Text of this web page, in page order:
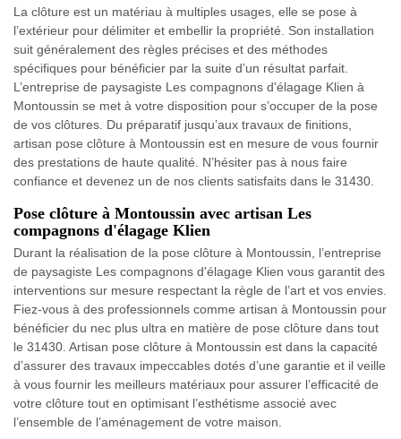
La clôture est un matériau à multiples usages, elle se pose à
l’extérieur pour délimiter et embellir la propriété. Son installation
suit généralement des règles précises et des méthodes
spécifiques pour bénéficier par la suite d’un résultat parfait.
L’entreprise de paysagiste Les compagnons d'élagage Klien à
Montoussin se met à votre disposition pour s’occuper de la pose
de vos clôtures. Du préparatif jusqu’aux travaux de finitions,
artisan pose clôture à Montoussin est en mesure de vous fournir
des prestations de haute qualité. N’hésiter pas à nous faire
confiance et devenez un de nos clients satisfaits dans le 31430.
Pose clôture à Montoussin avec artisan Les
compagnons d'élagage Klien
Durant la réalisation de la pose clôture à Montoussin, l’entreprise
de paysagiste Les compagnons d'élagage Klien vous garantit des
interventions sur mesure respectant la règle de l’art et vos envies.
Fiez-vous à des professionnels comme artisan à Montoussin pour
bénéficier du nec plus ultra en matière de pose clôture dans tout
le 31430. Artisan pose clôture à Montoussin est dans la capacité
d’assurer des travaux impeccables dotés d’une garantie et il veille
à vous fournir les meilleurs matériaux pour assurer l’efficacité de
votre clôture tout en optimisant l’esthétisme associé avec
l’ensemble de l’aménagement de votre maison.